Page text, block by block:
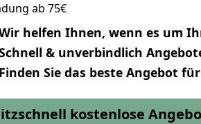
ab 75€
helfen Ihnen, wenn es um
& unverbindlich
Finden Sie das beste Angebot
kostenlose